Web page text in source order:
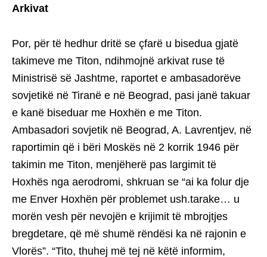
Arkivat
Por, për të hedhur dritë se çfarë u bisedua gjatë
takimeve me Titon, ndihmojnë arkivat ruse të
Ministrisë së Jashtme, raportet e ambasadorëve
sovjetikë në Tiranë e në Beograd, pasi janë takuar
e kanë biseduar me Hoxhën e me Titon.
Ambasadori sovjetik në Beograd, A. Lavrentjev, në
raportimin që i bëri Moskës në 2 korrik 1946 për
takimin me Titon, menjëherë pas largimit të
Hoxhës nga aerodromi, shkruan se “ai ka folur dje
me Enver Hoxhën për problemet ush.tarake… u
morën vesh për nevojën e krijimit të mbrojtjes
bregdetare, që më shumë rëndësi ka në rajonin e
Vlorës”. “Tito, thuhej më tej në këtë informim,